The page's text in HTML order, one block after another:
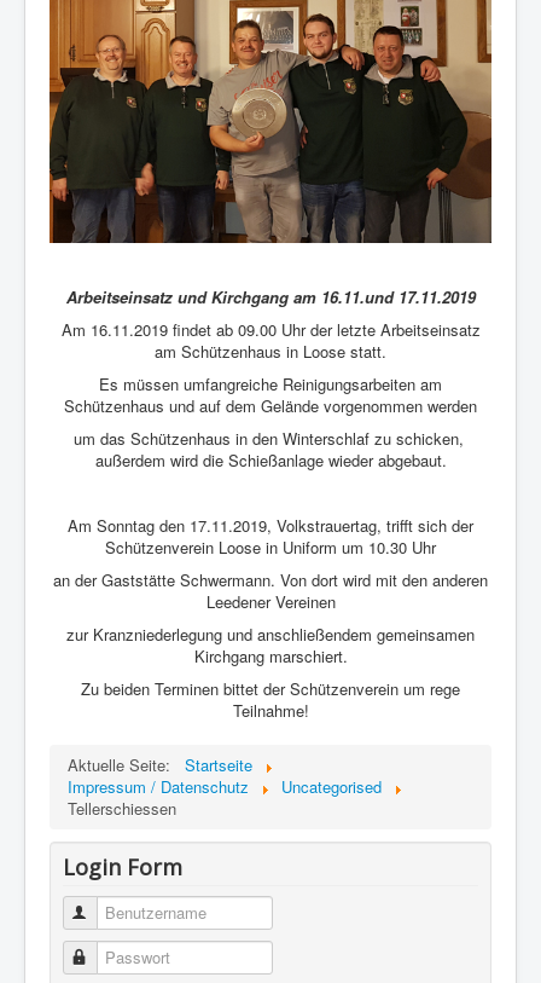
Arbeitseinsatz und Kirchgang am 16.11.und 17.11.2019
Am 16.11.2019 findet ab 09.00 Uhr der letzte Arbeitseinsatz
am Schützenhaus in Loose statt.
Es müssen umfangreiche Reinigungsarbeiten am
Schützenhaus und auf dem Gelände vorgenommen werden
um das Schützenhaus in den Winterschlaf zu schicken,
außerdem wird die Schießanlage wieder abgebaut.
Am Sonntag den 17.11.2019, Volkstrauertag, trifft sich der
Schützenverein Loose in Uniform um 10.30 Uhr
an der Gaststätte Schwermann. Von dort wird mit den anderen
Leedener Vereinen
zur Kranzniederlegung und anschließendem gemeinsamen
Kirchgang marschiert.
Zu beiden Terminen bittet der Schützenverein um rege
Teilnahme!
Aktuelle Seite:
Startseite
Impressum / Datenschutz
Uncategorised
Tellerschiessen
Login Form
Benutzername
Passwort